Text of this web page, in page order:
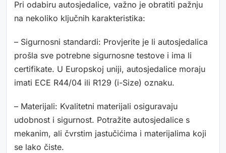
Pri odabiru autosjedalice, važno je obratiti pažnju
na nekoliko ključnih karakteristika:
– Sigurnosni standardi: Provjerite je li autosjedalica
prošla sve potrebne sigurnosne testove i ima li
certifikate. U Europskoj uniji, autosjedalice moraju
imati ECE R44/04 ili R129 (i-Size) oznaku.
– Materijali: Kvalitetni materijali osiguravaju
udobnost i sigurnost. Potražite autosjedalice s
mekanim, ali čvrstim jastučićima i materijalima koji
se lako čiste.